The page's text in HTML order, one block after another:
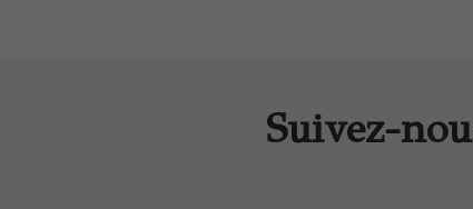
Suivez-